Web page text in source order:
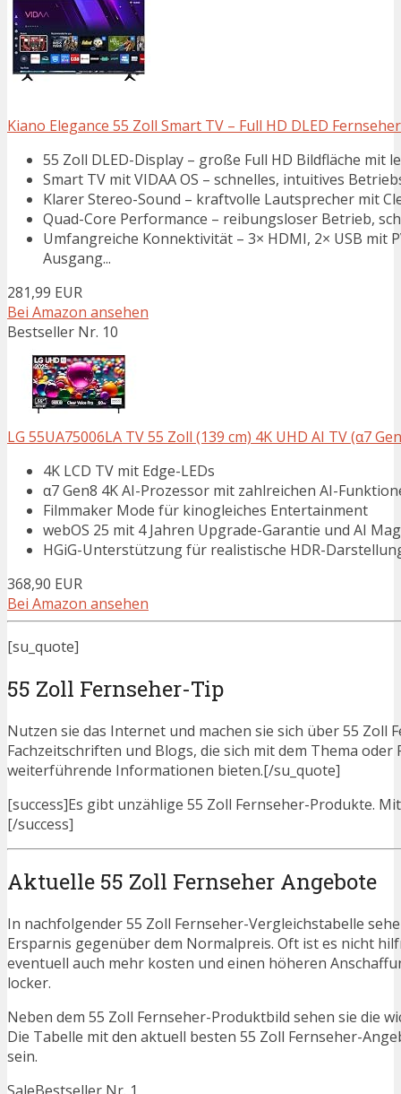
Kiano Elegance 55 Zoll Smart TV – Full HD DLED
55 Zoll DLED-Display – große Full HD Bildfläche mit
Smart TV mit VIDAA OS – schnelles, intuitives
Klarer Stereo-Sound – kraftvolle Lautsprecher mit
Quad-Core Performance – reibungsloser Betrieb,
Umfangreiche Konnektivität – 3× HDMI, 2× USB mit
Ausgang...
281,99 EUR
Bei Amazon ansehen
Bestseller Nr. 10
LG 55UA75006LA TV 55 Zoll (139 cm) 4K UHD AI TV (α7
4K LCD TV mit Edge-LEDs
α7 Gen8 4K AI-Prozessor mit zahlreichen AI-
Filmmaker Mode für kinogleiches Entertainment
webOS 25 mit 4 Jahren Upgrade-Garantie und AI
HGiG-Unterstützung für realistische HDR-
368,90 EUR
Bei Amazon ansehen
[su_quote]
55 Zoll Fernseher-Tip
Nutzen sie das Internet und machen sie sich über 55
Fachzeitschriften und Blogs, die sich mit dem Thema
weiterführende Informationen bieten.[/su_quote]
[success]Es gibt unzählige 55 Zoll Fernseher-Produkte.
[/success]
Aktuelle 55 Zoll Fernseher Angebote
In nachfolgender 55 Zoll Fernseher-Vergleichstabelle
Ersparnis gegenüber dem Normalpreis. Oft ist es nicht
eventuell auch mehr kosten und einen höheren
locker.
Neben dem 55 Zoll Fernseher-Produktbild sehen sie die
Die Tabelle mit den aktuell besten 55 Zoll Fernseher-
sein.